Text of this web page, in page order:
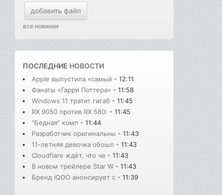
добавить файл
все новинки
ПОСЛЕДНИЕ НОВОСТИ
Apple выпустила «самый - 12:11
Фанаты «Гарри Поттера» - 11:58
Windows 11 тратит гигаб - 11:45
RX 9050 против RX 580: - 11:45
"Бедная" комп - 11:44
Разработчик оригинальны - 11:43
11-летняя девочка обошл - 11:43
Cloudflare ждёт, что че - 11:43
В новом трейлере Star W - 11:43
Бренд iQOO анонсирует с - 11:39